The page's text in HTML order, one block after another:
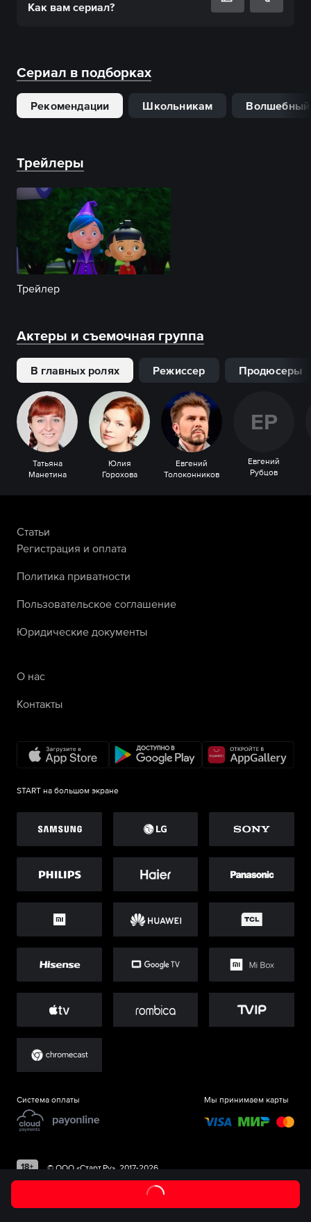
Как вам сериал?
Сериал в подборках
Рекомендации Школьникам
Трейлеры
Трейлер
Актеры и съемочная группа
В главных ролях Режиссер Продюсеры
Татьяна
Манетина
Юлия
Горохова
Евгений
Толоконников
ЕР
Евгений
Рубцов
Статьи
Регистрация и оплата
Политика приватности
Пользовательское соглашение
Юридические документы
О нас
Контакты
START на большом экране
Система оплаты Мы принимаем карты
©ООО «Старт.Ру», 2017-2026